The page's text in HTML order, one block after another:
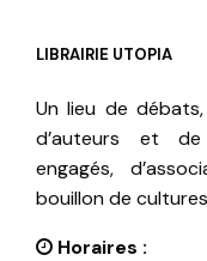
LIBRAIRIE UTOPIA
Un lieu de
d’auteurs et de
engagés,
bouillon de
Horaires :